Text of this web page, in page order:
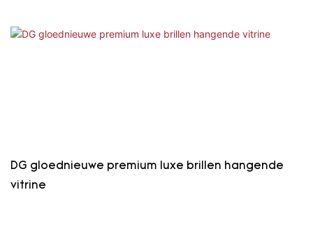
DG gloednieuwe premium luxe brillen hangende
vitrine